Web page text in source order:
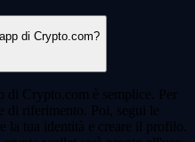
di Crypto.com?
di Crypto.com è semplice. Per
di riferimento. Poi, segui le
la tua identità e creare il profilo.